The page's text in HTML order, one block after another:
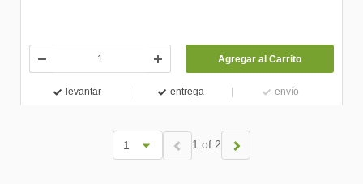
Agregar al Carrito
levantar entrega envío
1 of 2